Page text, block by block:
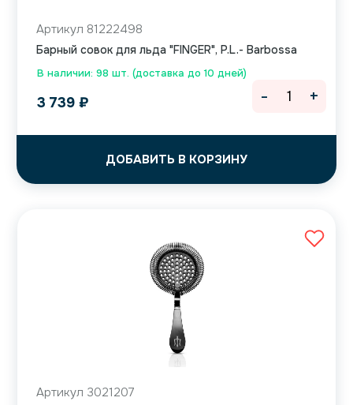
В наличии: 98 шт. (доставка до 10 дней)
Артикул 81222498
Барный совок для льда "FINGER", P.L.- Barbossa
3 739 ₽
ДОБАВИТЬ В КОРЗИНУ
- +
Артикул 3021207